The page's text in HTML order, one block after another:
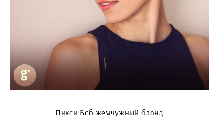
Пикси Боб жемчужный блонд